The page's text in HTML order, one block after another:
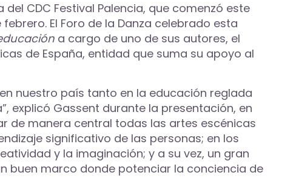
CDC Festival Palencia, que comenzó este
El Foro de la Danza celebrado esta
a cargo de uno de sus autores, el
de España, entidad que suma su apoyo al
nuestro país tanto en la educación reglada
explicó Gassent durante la presentación, en
de manera central todas las artes escénicas
significativo de las personas; en los
y la imaginación; y a su vez, un gran
buen marco donde potenciar la conciencia de